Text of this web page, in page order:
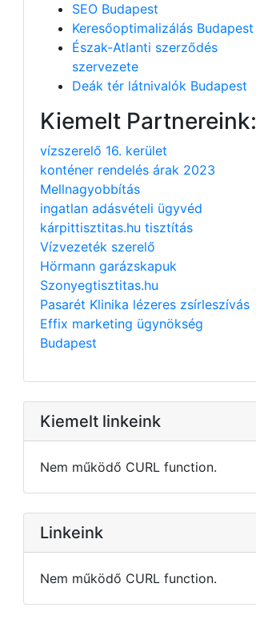
SEO Budapest
Keresőoptimalizálás Budapest
Észak-Atlanti szerződés
szervezete
Deák tér látnivalók Budapest
Kiemelt Partnereink:
vízszerelő 16. kerület
konténer rendelés árak 2023
Mellnagyobbítás
ingatlan adásvételi ügyvéd
kárpittisztitas.hu tisztítás
Vízvezeték szerelő
Hörmann garázskapuk
Szonyegtisztitas.hu
Pasarét Klinika lézeres zsírleszívás
Effix marketing ügynökség
Budapest
Kiemelt linkeink
Nem működő CURL function.
Linkeink
Nem működő CURL function.